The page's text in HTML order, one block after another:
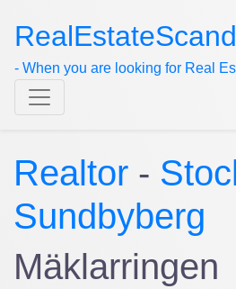
- When you are looking for Real
Realtor -
Sundbyberg
Mäklarringen